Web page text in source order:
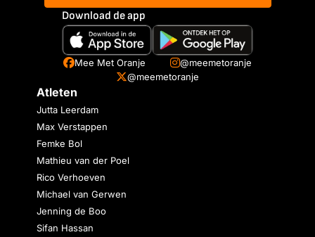
Download de app
Mee Met Oranje
@meemetoranje
@meemetoranje
Atleten
Jutta Leerdam
Max Verstappen
Femke Bol
Mathieu van der Poel
Rico Verhoeven
Michael van Gerwen
Jenning de Boo
Sifan Hassan